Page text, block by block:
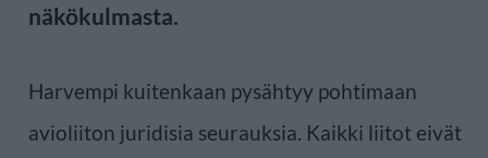
näkökulmasta.
Harvempi kuitenkaan pysähtyy pohtimaan
avioliiton juridisia seurauksia. Kaikki liitot eivät